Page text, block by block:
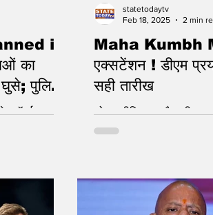
in
का
पुलिस
घायल
पर
हिंसा भड़कने की
Maha Kumbh
एक्सटेंशन ! डीएम
सही तारीख
सोशल मीडिया पर तैर रही
प्रयागराज ने दिया स्पष्टीकरण
statetodaytv
Feb 18, 2025
2 min